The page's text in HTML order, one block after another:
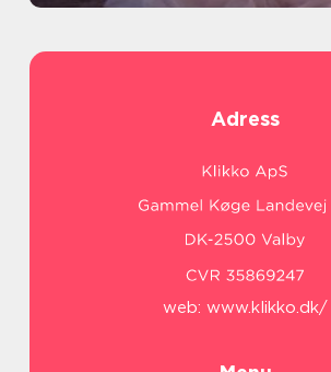
Adress
web: www.klikko.dk/